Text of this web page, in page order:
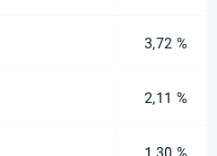
3,72 %
2,11 %
1,30 %